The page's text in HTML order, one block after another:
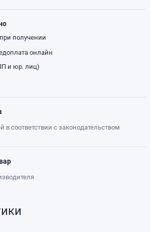
получении
онлайн
и юр. лиц)
в соответствии с законодательством